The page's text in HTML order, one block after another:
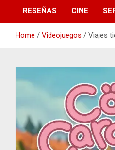
RESEÑAS CINE
Home Videojuegos Viajes